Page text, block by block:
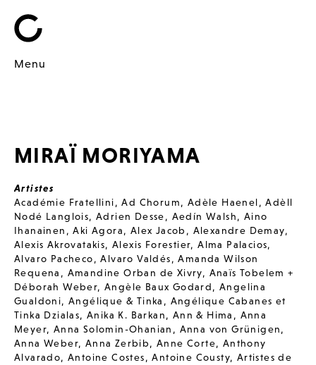
Menu
MIRAÏ MORIYAMA
Artistes
Académie Fratellini,Ad Chorum, Adèle Haenel,Adèll
Nodé Langlois,Adrien Desse, Aedín Walsh, Aino
Ihanainen ,Aki Agora, Alex Jacob , Alexandre Demay,
Alexis Akrovatakis,Alexis Forestier,Alma Palacios,
Alvaro Pacheco,Alvaro Valdés,Amanda Wilson
Requena , Amandine Orban de Xivry, Anaïs Tobelem +
Déborah Weber,Angèle Baux Godard,Angelina
Gualdoni,Angélique & Tinka , Angélique Cabanes et
Tinka Dzialas,Anika K. Barkan, Ann & Hima , Anna
Meyer, Anna Solomin-Ohanian , Anna von Grünigen,
Anna Weber, Anna Zerbib,Anne Corte, Anthony
Alvarado,Antoine Costes,Antoine Cousty, Artistes de